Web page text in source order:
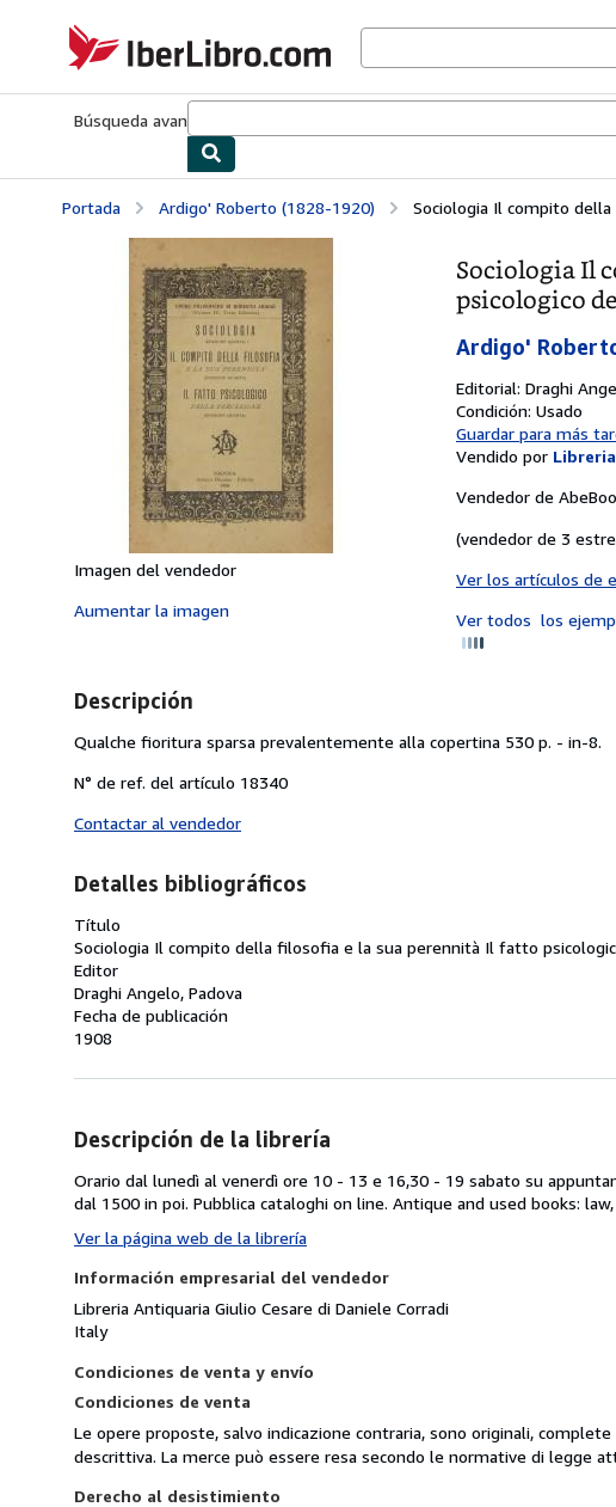
IberLibro.com
Búsqueda avanzada
Portada Ardigo' Roberto (1828-1920) Sociologia Il compito
Imagen del vendedor
Aumentar la imagen
Sociologia Il
psicologico
Ardigo'
Editorial: Draghi
Condición: Usado
Guardar para más
Vendido por
Vendedor de
(vendedor de 3
Ver los artículos de
Ver todos los
Descripción
Qualche fioritura sparsa prevalentemente alla copertina 530 p. - in-8.
N° de ref. del artículo 18340
Contactar al vendedor
Detalles bibliográficos
Título
Sociologia Il compito della filosofia e la sua perennità Il fatto
Editor
Draghi Angelo, Padova
Fecha de publicación
1908
Descripción de la librería
Orario dal lunedì al venerdì ore 10 - 13 e 16,30 - 19 sabato su
dal 1500 in poi. Pubblica cataloghi on line. Antique and used books:
Ver la página web de la librería
Información empresarial del vendedor
Libreria Antiquaria Giulio Cesare di Daniele Corradi
Italy
Condiciones de venta y envío
Condiciones de venta
Le opere proposte, salvo indicazione contraria, sono originali,
descrittiva. La merce può essere resa secondo le normative di legge
Derecho al desistimiento